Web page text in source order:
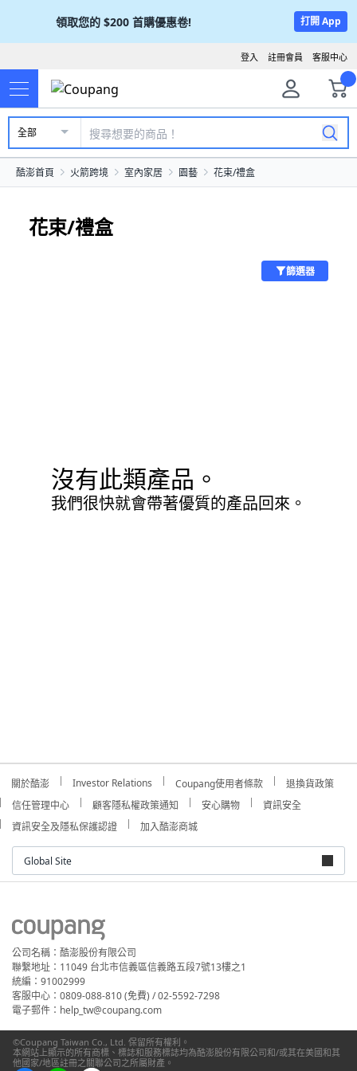
領取您的 $200 首購優惠卷! 打開 App
客服中心
註冊會員
登入
全部
酷澎首頁 火箭跨境 室內家居 園藝 花束/禮盒
花束/禮盒
篩選器
沒有此類產品。
我們很快就會帶著優質的產品回來。
關於酷澎 Investor Relations Coupang使用者條款
退換貨政策
信任管理中心
顧客隱私權政策通知 安心購物
資訊安全
資訊安全及隱私保護認證
加入酷澎商城
Global Site
公司名稱：酷澎股份有限公司
聯繫地址：11049 台北市信義區信義路五段7號13樓之1
統編：91002999
客服中心：0809-088-810 (免費) / 02-5592-7298
電子郵件：help_tw@coupang.com
©Coupang Taiwan Co., Ltd. 保留所有權利。
本網站上顯示的所有商標、標誌和服務標誌均為酷澎股份有限公司和/或其在美國和其
他國家/地區註冊之關聯公司之所屬財產。